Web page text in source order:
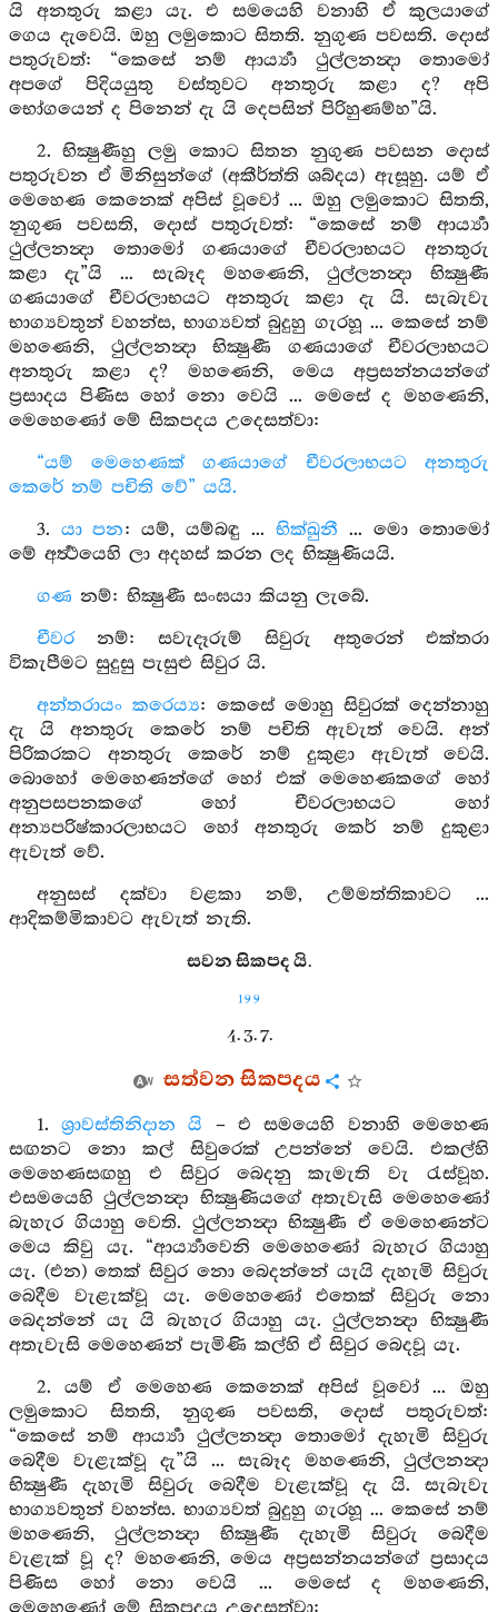
යි අනතුරු කළා යැ. එ සමයෙහි වනාහි ඒ කුලයාගේ
ගෙය දැවෙයි. ඔහු ලමුකොට සිතති. නුගුණ පවසති. දොස්
පතුරුවත්: “කෙසේ නම් ආර්‍ය්‍යා ථුල්ලනන්‍දා තොමෝ
අපගේ පිදියයුතු වස්තුවට අනතුරු කළා ද? අපි
භෝගයෙන් ද පිනෙන් දැ යි දෙපසින් පිරිහුණම්හ”යි.
2. භික්‍ෂුණීහු ලමු කොට සිතන නුගුණ පවසන දොස්
පතුරුවන ඒ මිනිසුන්ගේ (අකීර්ත්ති ශබ්දය) ඇසූහු. යම් ඒ
මෙහෙණ කෙනෙක් අපිස් වූවෝ ... ඔහු ලමුකොට සිතති,
නුගුණ පවසති, දොස් පතුරුවත්: “කෙසේ නම් ආර්‍ය්‍යා
ථුල්ලනන්‍දා තොමෝ ගණයාගේ චීවරලාභයට අනතුරු
කළා දැ”යි ... සැබෑද මහණෙනි, ථුල්ලනන්‍දා භික්‍ෂුණී
ගණයාගේ චීවරලාභයට අනතුරු කළා දැ යි. සැබැවැ
භාග්‍යවතුන් වහන්ස, භාග්‍යවත් බුදුහු ගැරහූ ... කෙසේ නම්
මහණෙනි, ථුල්ලනන්‍දා භික්‍ෂුණී ගණයාගේ චීවරලාභයට
අනතුරු කළා ද? මහණෙනි, මෙය අප්‍රසන්නයන්ගේ
ප්‍රසාදය පිණිස හෝ නො වෙයි ... මෙසේ ද මහණෙනි,
මෙහෙණෝ මේ සිකපදය උදෙසත්වා:
“යම් මෙහෙණක් ගණයාගේ චීවරලාභයට අනතුරු
කෙරේ නම් පචිති වේ” යයි.
3. යා පන: යම්, යම්බඳු ...භික්ඛුනී ... මො තොමෝ
මේ අර්‍ත්‍ථයෙහි ලා අදහස් කරන ලද භික්‍ෂුණියයි.
ගණ නම්: භික්‍ෂුණී සංඝයා කියනු ලැබේ.
චීවරනම්: සවැදෑරුම් සිවුරු අතුරෙන් එක්තරා
විකැපීමට සුදුසු පැසුළු සිවුර යි.
අන්තරායං කරෙය්‍ය: කෙසේ මොහු සිවුරක් දෙන්නාහු
දැ යි අනතුරු කෙරේ නම් පචිති ඇවැත් වෙයි. අන්
පිරිකරකට අනතුරු කෙරේ නම් දුකුළා ඇවැත් වෙයි.
බොහෝ මෙහෙණන්ගේ හෝ එක් මෙහෙණකගේ හෝ
අනුපසපනකගේ හෝ චීවරලාභයට හෝ
අන්‍යපරිෂ්කාරලාභයට හෝ අනතුරු කෙර් නම් දුකුළා
ඇවැත් වේ.
අනුසස් දක්වා වළකා නම්, උම්මත්තිකාවට ...
ආදිකම්මිකාවට ඇවැත් නැති.
සවන සිකපද යි.
199
4. 3. 7.
සත්වන සිකපදය
1. ශ්‍රාවස්තිනිදාන යි – එ සමයෙහි වනාහි මෙහෙණ
සඟනට නො කල් සිවුරෙක් උපන්නේ වෙයි. එකල්හි
මෙහෙණසඟහු එ සිවුර බෙදනු කැමැති වැ රැස්වූහ.
එසමයෙහි ථුල්ලනන්‍දා භික්‍ෂුණියගේ අතැවැසි මෙහෙණෝ
බැහැර ගියාහු වෙති. ථුල්ලනන්‍දා භික්‍ෂුණී ඒ මෙහෙණන්ට
මෙය කිවු යැ. “ආර්‍ය්‍යාවෙනි මෙහෙණෝ බැහැර ගියාහු
යැ. (එන) තෙක් සිවුර නො බෙදන්නේ යැයි දැහැමි සිවුරු
බෙදීම වැළැක්වූ යැ. මෙහෙණෝ එතෙක් සිවුරු නො
බෙදන්නේ යැ යි බැහැර ගියාහු යැ. ථුල්ලනන්‍දා භික්‍ෂුණී
අතැවැසි මෙහෙණන් පැමිණි කල්හි ඒ සිවුර බෙදවූ යැ.
2. යම් ඒ මෙහෙණ කෙනෙක් අපිස් වූවෝ ... ඔහු
ලමුකොට සිතති, නුගුණ පවසති, දොස් පතුරුවත්:
“කෙසේ නම් ආර්‍ය්‍යා ථුල්ලනන්‍දා තොමෝ දැහැමි සිවුරු
බෙදීම වැළැක්වූ දැ”යි ... සැබෑද මහණෙනි, ථුල්ලනන්‍දා
භික්‍ෂුණී දැහැමි සිවුරු බෙදීම වැළැක්වූ දැ යි. සැබැවැ
භාග්‍යවතුන් වහන්ස. භාග්‍යවත් බුදුහු ගැරහූ ... කෙසේ නම්
මහණෙනි, ථුල්ලනන්‍දා භික්‍ෂුණී දැහැමි සිවුරු බෙදීම
වැළැක් වූ ද? මහණෙනි, මෙය අප්‍රසන්නයන්ගේ ප්‍රසාදය
පිණිස හෝ නො වෙයි ... මෙසේ ද මහණෙනි,